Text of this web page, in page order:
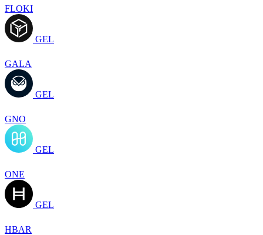
FLOKI
GEL
GALA
GEL
GNO
GEL
ONE
GEL
HBAR